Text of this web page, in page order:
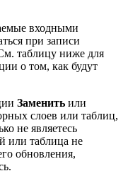
входными
при записи
таблицу ниже для
о том, как будут
Заменить или
слоев или таблиц,
не являетесь
или таблица не
обновления,